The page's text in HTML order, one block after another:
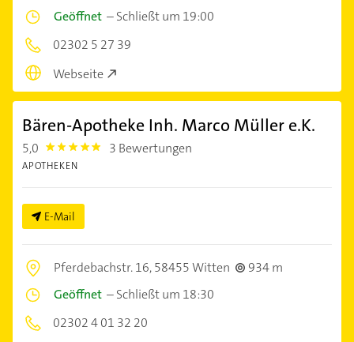
Geöffnet –Schließt um 19:00
02302 5 27 39
Webseite
Bären-Apotheke Inh. Marco Müller e.K.
5,0 5.0 3 Bewertungen
APOTHEKEN
E-Mail
Pferdebachstr. 16,58455 Witten
934 m
Geöffnet –Schließt um 18:30
02302 4 01 32 20